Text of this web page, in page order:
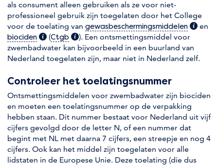
als consument alleen gebruiken als ze voor niet-
professioneel gebruik zijn toegelaten door het College
voor de toelating van gewasbeschermingsmiddelen (extra
en
biociden (extra informatie)
(Ctgb (extra informatie)
). Een ontsmettingsmiddel voor
zwembadwater kan bijvoorbeeld in een buurland van
Nederland toegelaten zijn, maar niet in Nederland zelf.
Controleer het toelatingsnummer
Ontsmettingsmiddelen voor zwembadwater zijn biociden
en moeten een toelatingsnummer op de verpakking
hebben staan. Dit nummer bestaat voor Nederland uit vijf
cijfers gevolgd door de letter N, of een nummer dat
begint met NL met daarna 7 cijfers, een streepje en nog 4
cijfers. Ook kan het middel zijn toegelaten voor alle
lidstaten in de Europese Unie. Deze toelating (die dus